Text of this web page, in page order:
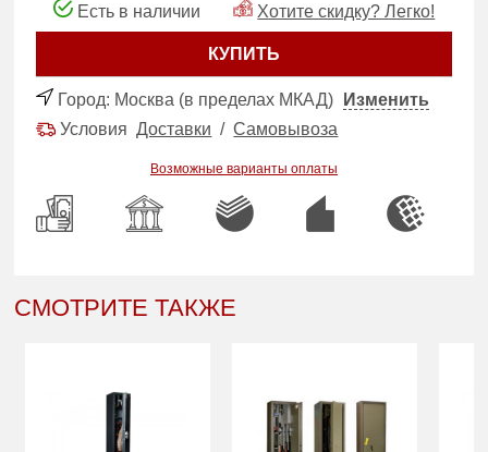
Есть в наличии Хотите скидку? Легко!
КУПИТЬ
Город: Москва (в пределах МКАД)
Изменить
УсловияДоставки /Самовывоза
Возможные варианты оплаты
СМОТРИТЕ ТАКЖЕ